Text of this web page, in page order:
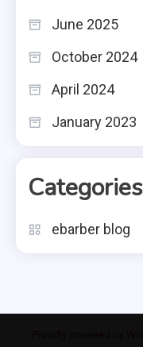
June 2025
October 2024
April 2024
January 2023
Categories
ebarber blog